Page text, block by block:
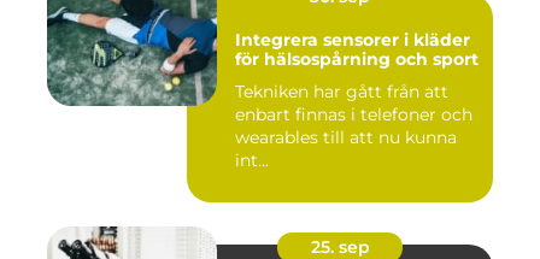
Integrera sensorer i kläder
för hälsospårning och sport
Tekniken har gått från att
enbart finnas i telefoner och
wearables till att nu kunna
int...
25. sep